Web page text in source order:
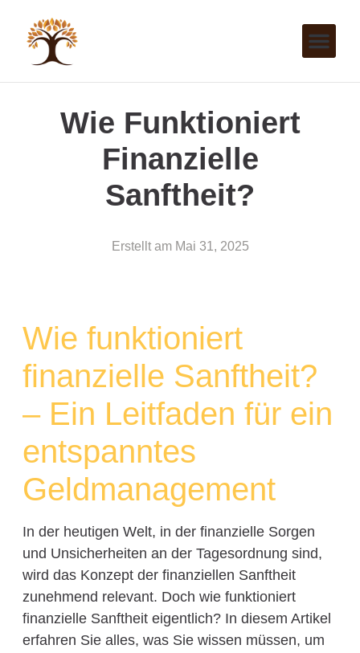
Wie Funktioniert
Finanzielle
Sanftheit?
Erstellt am Mai 31, 2025
Wie funktioniert
finanzielle Sanftheit?
– Ein Leitfaden für ein
entspanntes
Geldmanagement
In der heutigen Welt, in der finanzielle Sorgen
und Unsicherheiten an der Tagesordnung sind,
wird das Konzept der finanziellen Sanftheit
zunehmend relevant. Doch wie funktioniert
finanzielle Sanftheit eigentlich? In diesem Artikel
erfahren Sie alles, was Sie wissen müssen, um